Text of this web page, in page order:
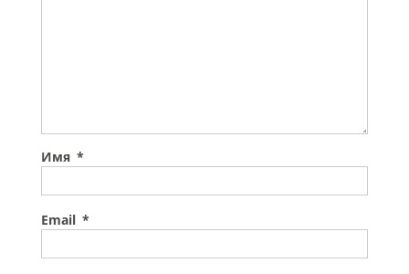
Имя *
Email *